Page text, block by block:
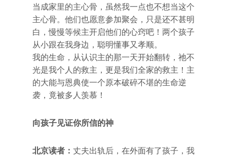
当成家里的主心骨，虽然我一点也不想当这个
主心骨。他们也愿意参加聚会，只是还不甚明
白，慢慢等候主开启他们的心窍吧！两个孩子
从小跟在我身边，聪明懂事又孝顺。
我的生命，从认识主的那一天开始翻转，祂不
光是我个人的救主，更是我们全家的救主！主
的大能与恩典使一个原本破碎不堪的生命逆
袭，竟被多人羡慕！
向孩子见证你所信的神
北京读者： 丈夫出轨后，在外面有了孩子，我